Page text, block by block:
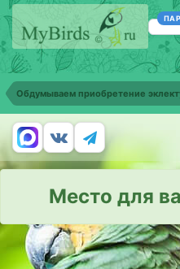
Обдумываем приобретение
Место для